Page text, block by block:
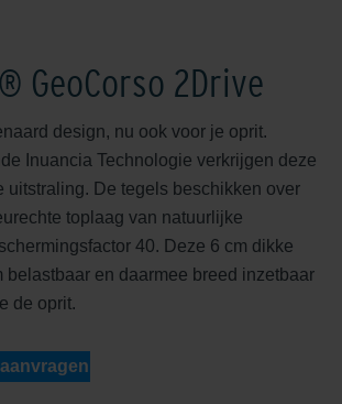
GeoCorso 2Drive
design, nu ook voor je oprit.
Inuancia Technologie verkrijgen deze
uitstraling. De tegels beschikken over
toplaag van natuurlijke
40. Deze 6 cm dikke
belastbaar en daarmee breed inzetbaar
de oprit.